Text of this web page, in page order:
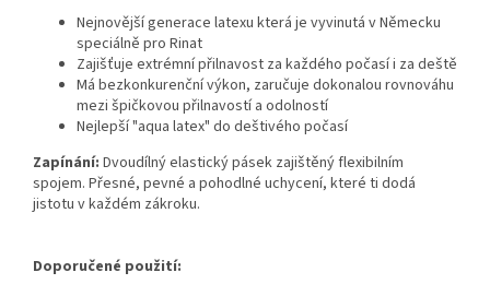
Nejnovější generace latexu která je vyvinutá v Německu
speciálně pro Rinat
Zajišťuje extrémní přilnavost za každého počasí i za deště
Má bezkonkurenční výkon, zaručuje dokonalou rovnováhu
mezi špičkovou přilnavostí a odolností
Nejlepší "aqua latex" do deštivého počasí
Zapínání: Dvoudílný elastický pásek zajištěný flexibilním
spojem. Přesné, pevné a pohodlné uchycení, které ti dodá
jistotu v každém zákroku.
Doporučené použití: